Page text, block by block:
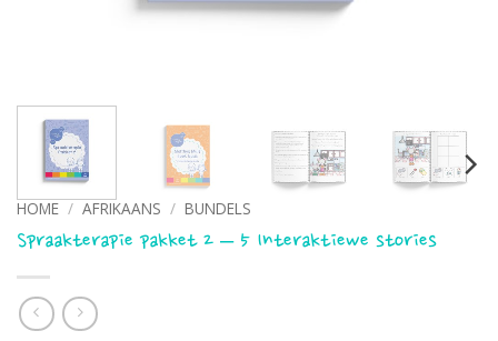
HOME / AFRIKAANS / BUNDELS
Spraakterapie pakket 2 – 5 Interaktiewe stories